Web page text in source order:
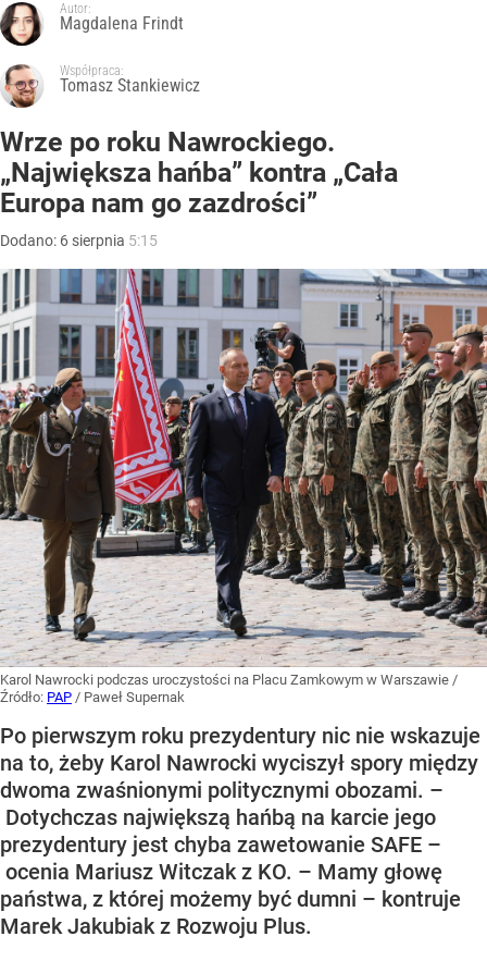
Autor:
Magdalena Frindt
Współpraca:
Tomasz Stankiewicz
Wrze po roku Nawrockiego.
„Największa hańba” kontra „Cała
Europa nam go zazdrości”
Dodano: 6 sierpnia 5:15
Karol Nawrocki podczas uroczystości na Placu Zamkowym w Warszawie /
Źródło: PAP / Paweł Supernak
Po pierwszym roku prezydentury nic nie wskazuje
na to, żeby Karol Nawrocki wyciszył spory między
dwoma zwaśnionymi politycznymi obozami. –
Dotychczas największą hańbą na karcie jego
prezydentury jest chyba zawetowanie SAFE –
ocenia Mariusz Witczak z KO. – Mamy głowę
państwa, z której możemy być dumni – kontruje
Marek Jakubiak z Rozwoju Plus.